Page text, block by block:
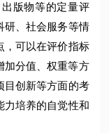
版物等的定量评
研、社会服务等情
，可以在评价指标
加分值、权重等方
目创新等方面的考
力培养的自觉性和